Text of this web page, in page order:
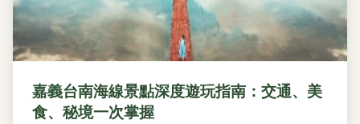
嘉義台南海線景點深度遊玩指南：交通、美
食、秘境一次掌握